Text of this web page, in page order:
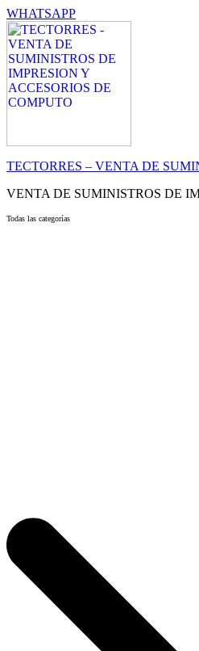
WHATSAPP
TECTORRES – VENTA DE
VENTA DE SUMINISTROS DE
Todas las categorías